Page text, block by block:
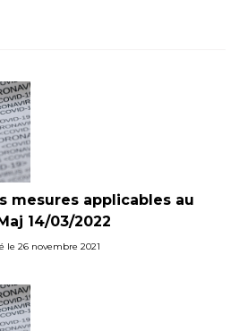
mesures applicables au
14/03/2022
le 26 novembre 2021